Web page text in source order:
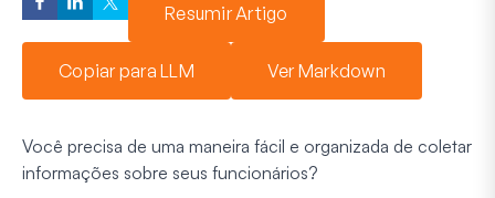
Resumir Artigo
Copiar para LLM Ver Markdown
Você precisa de uma maneira fácil e organizada de coletar
informações sobre seus funcionários?